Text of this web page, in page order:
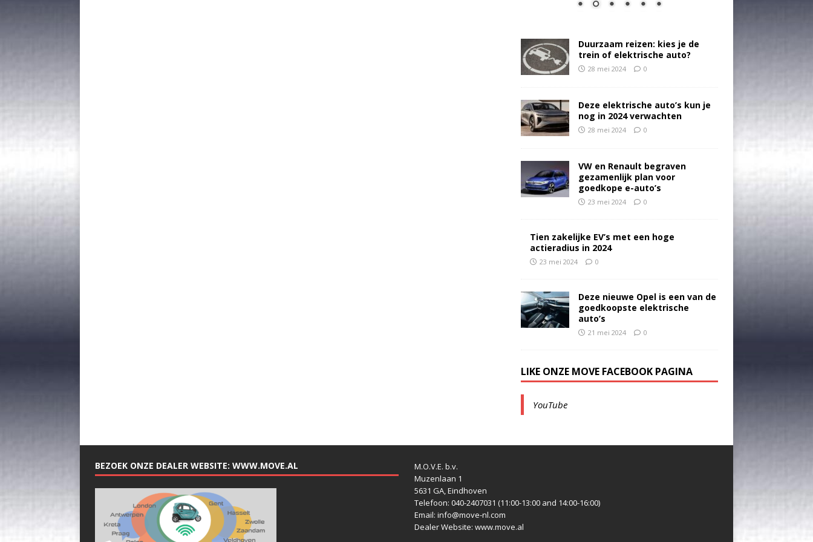
Duurzaam reizen: kies je de
trein of elektrische auto?
28 mei 2024 0
Deze elektrische auto’s kun je
nog in 2024 verwachten
28 mei 2024 0
VW en Renault begraven
gezamenlijk plan voor
goedkope e-auto’s
23 mei 2024 0
Tien zakelijke EV’s met een hoge
actieradius in 2024
23 mei 2024 0
Deze nieuwe Opel is een van de
goedkoopste elektrische
auto’s
21 mei 2024 0
LIKE ONZE MOVE FACEBOOK PAGINA
YouTube
BEZOEK ONZE DEALER WEBSITE: WWW.MOVE.AL
M.O.V.E. b.v.
Muzenlaan 1
5631 GA, Eindhoven
Telefoon: 040-2407031 (11:00-13:00 and 14:00-16:00)
Email: info@move-nl.com
Dealer Website: www.move.al